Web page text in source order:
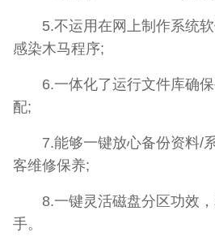
5.不运用在网上制作系统软
感染木马程序;
6.一体化了运行文件库确保
配;
7.能够一键放心备份资料/
客维修保养;
8.一键灵活磁盘分区功效，
手。